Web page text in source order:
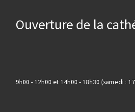
Ouverture de la
9h00 - 12h00 et 14h00 - 18h30 (samedi :